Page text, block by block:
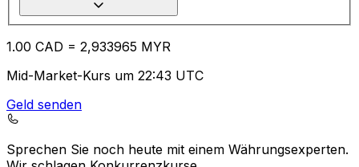
1.00 CAD = 2,933965 MYR
Mid-Market-Kurs um 22:43 UTC
Geld senden
Sprechen Sie noch heute mit einem Währungsexperten.